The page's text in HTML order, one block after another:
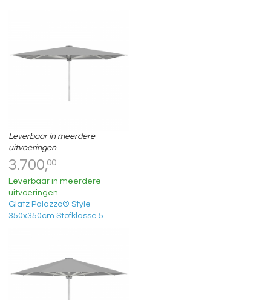
Leverbaar in meerdere
uitvoeringen
3.700,00
Leverbaar in meerdere
uitvoeringen
Glatz Palazzo® Style
350x350cm Stofklasse 5